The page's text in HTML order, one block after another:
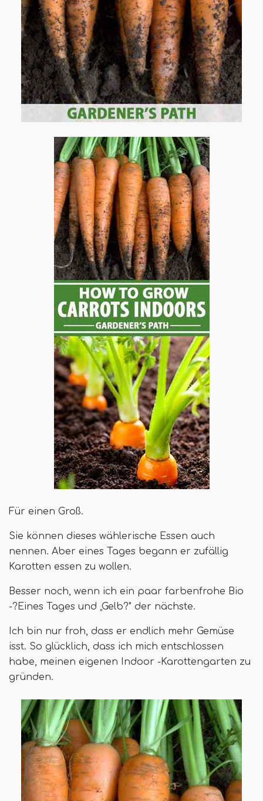
Für einen Groß.
Sie können dieses wählerische Essen auch
nennen. Aber eines Tages begann er zufällig
Karotten essen zu wollen.
Besser noch, wenn ich ein paar farbenfrohe Bio
-?Eines Tages und „Gelb?" der nächste.
Ich bin nur froh, dass er endlich mehr Gemüse
isst. So glücklich, dass ich mich entschlossen
habe, meinen eigenen Indoor -Karottengarten zu
gründen.